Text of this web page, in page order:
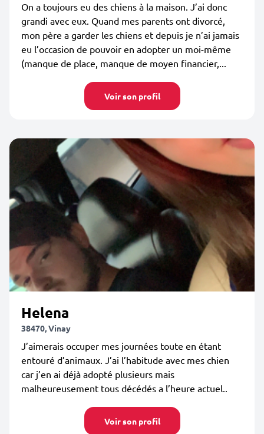
On a toujours eu des chiens à la maison. J’ai donc
grandi avec eux. Quand mes parents ont divorcé,
mon père a garder les chiens et depuis je n’ai jamais
eu l’occasion de pouvoir en adopter un moi-même
(manque de place, manque de moyen financier,...
Voir son profil
Helena
38470, Vinay
J’aimerais occuper mes journées toute en étant
entouré d’animaux. J’ai l’habitude avec mes chien
car j’en ai déjà adopté plusieurs mais
malheureusement tous décédés a l’heure actuel..
Voir son profil